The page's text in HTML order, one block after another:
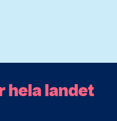
hela landet